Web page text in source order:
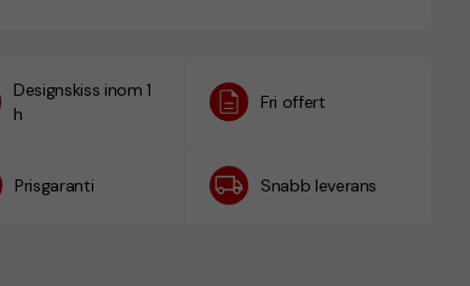
Designskiss inom 1
h
Fri offert
Prisgaranti Snabb leverans